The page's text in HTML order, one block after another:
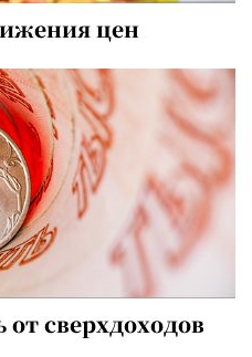
цен
от сверхдоходов